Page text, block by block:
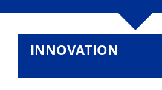
INNOVATION